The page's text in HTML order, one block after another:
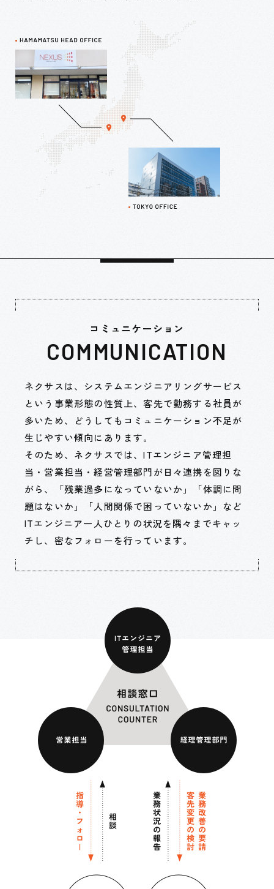
コミュニケーション
COMMUNICATION
ネクサスは、システムエンジニアリングサービス
という事業形態の性質上、客先で勤務する社員が
多いため、どうしてもコミュニケーション不足が
生じやすい傾向にあります。
そのため、ネクサスでは、ITエンジニア管理担
当・営業担当・経営管理部門が日々連携を図りな
がら、
「残業過多になっていないか」「体調に問
題はないか」「人間関係で困っていないか」など
ITエンジニア一人ひとりの状況を隅々までキャッ
チし、密なフォローを行っています。